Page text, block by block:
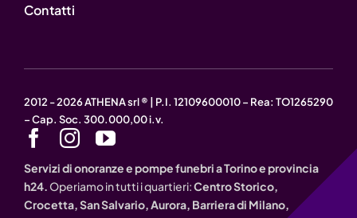
Contatti
2012 - 2026 ATHENA srl ® | P.I. 12109600010 – Rea: TO1265290
– Cap. Soc. 300.000,00 i.v.
Servizi di onoranze e pompe funebri a Torino e provincia
h24. Operiamo in tutti i quartieri:Centro Storico,
Crocetta, San Salvario, Aurora, Barriera di Milano,